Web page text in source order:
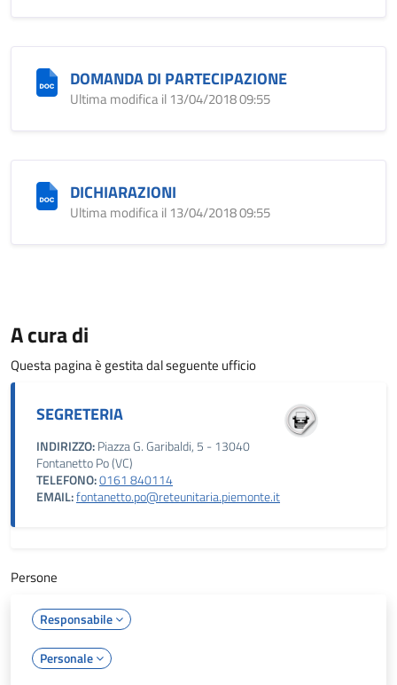
DOMANDA DI PARTECIPAZIONE
Ultima modifica il 13/04/2018 09:55
DICHIARAZIONI
Ultima modifica il 13/04/2018 09:55
A cura di
Questa pagina è gestita dal seguente ufficio
SEGRETERIA
INDIRIZZO:Piazza G. Garibaldi, 5 - 13040
Fontanetto Po (VC)
TELEFONO:0161 840114
EMAIL:fontanetto.po@reteunitaria.piemonte.it
Persone
Responsabile
Personale